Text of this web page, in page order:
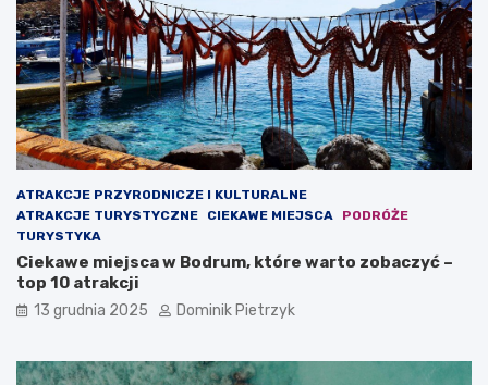
!
–
4
c
i
e
k
a
o
s
t
k
i
y
w
P
o
l
s
c
e
ATRAKCJE PRZYRODNICZE I KULTURALNE
ATRAKCJE TURYSTYCZNE
CIEKAWE MIEJSCA
PODRÓŻE
TURYSTYKA
Ciekawe miejsca w Bodrum, które warto zobaczyć –
top 10 atrakcji
13 grudnia 2025 Dominik Pietrzyk